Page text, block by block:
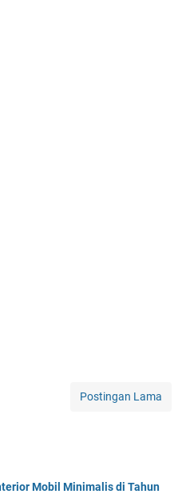
Postingan Lama
Mobil Minimalis di Tahun